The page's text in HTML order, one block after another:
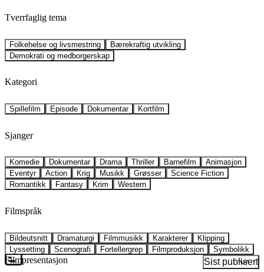
Tverrfaglig tema
Folkehelse og livsmestring
Bærekraftig utvikling
Demokrati og medborgerskap
Kategori
Spillefilm Episode Dokumentar Kortfilm
Sjanger
Komedie Dokumentar Drama Thriller Barnefilm
Animasjon
Eventyr
Action Krig Musikk Grøsser
Science Fiction
Romantikk
Fantasy Krim Western
Filmspråk
Bildeutsnitt Dramaturgi Filmmusikk Karakterer
Klipping
Lyssetting
Scenografi Fortellergrep Filmproduksjon Symbolikk
Sist publisert
Filmpresentasjon